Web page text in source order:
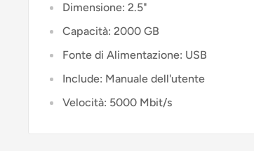
Dimensione: 2.5"
Capacità: 2000 GB
Fonte di Alimentazione: USB
Include: Manuale dell'utente
Velocità: 5000 Mbit/s